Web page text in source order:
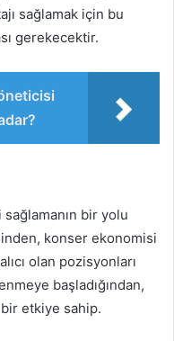
sağlamak için bu
gerekecektir.
bir yolu
konser ekonomisi
olan pozisyonları
başladığından,
etkiye sahip.